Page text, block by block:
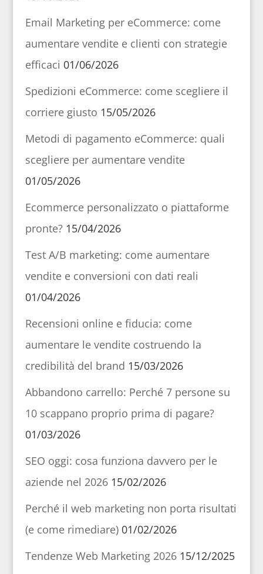
Email Marketing per eCommerce: come
aumentare vendite e clienti con strategie
efficaci 01/06/2026
Spedizioni eCommerce: come scegliere il
corriere giusto 15/05/2026
Metodi di pagamento eCommerce: quali
scegliere per aumentare vendite
01/05/2026
Ecommerce personalizzato o piattaforme
pronte? 15/04/2026
Test A/B marketing: come aumentare
vendite e conversioni con dati reali
01/04/2026
Recensioni online e fiducia: come
aumentare le vendite costruendo la
credibilità del brand 15/03/2026
Abbandono carrello: Perché 7 persone su
10 scappano proprio prima di pagare?
01/03/2026
SEO oggi: cosa funziona davvero per le
aziende nel 2026 15/02/2026
Perché il web marketing non porta risultati
(e come rimediare) 01/02/2026
Tendenze Web Marketing 2026 15/12/2025